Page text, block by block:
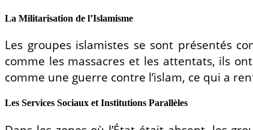
La Militarisation de l’Islamisme
Les groupes islamistes se sont présentés
comme les massacres et les attentats, ils
comme une guerre contre l’islam, ce qui a
Les Services Sociaux et Institutions Parallèles